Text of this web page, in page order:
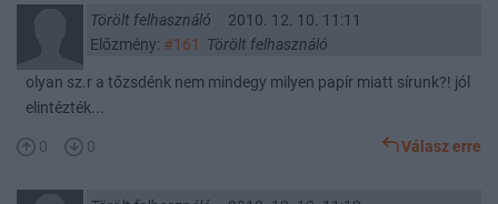
Törölt felhasználó
2010. 12. 10. 11:11
Előzmény: #161 Törölt felhasználó
olyan sz.r a tőzsdénk nem mindegy milyen papír miatt sírunk?! jól
elintézték...
0 0 Válasz erre